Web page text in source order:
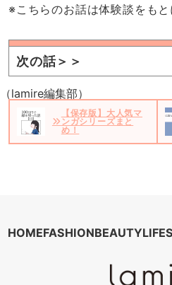
※こちらのお話は体験談をもと
次の話＞＞
（lamire編集部）
【保存版】大人気マ
ンガシリーズまと
め！
HOMEFASHIONBEAUTY